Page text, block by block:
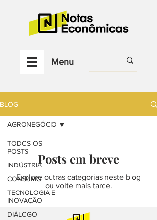
Menu
BLOG
TODOS OS
POSTS
INDÚSTRIA
CONSUMO
TECNOLOGIA E
INOVAÇÃO
DIÁLOGO
AGRONEGÓCIO
Posts em breve
Explore outras categorias neste blog
ou volte mais tarde.